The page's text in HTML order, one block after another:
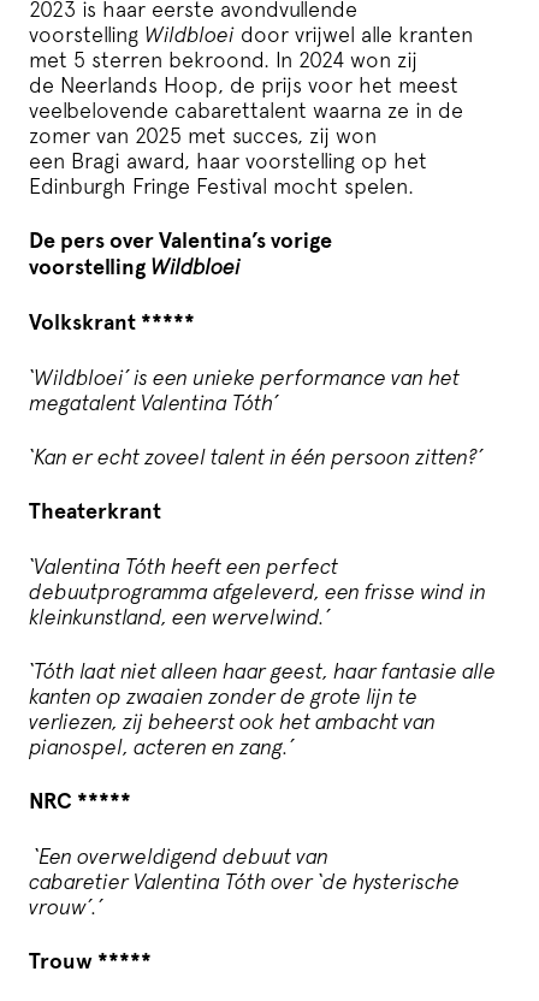
2023 is haar eerste avondvullende
voorstelling Wildbloei door vrijwel alle kranten
met 5 sterren bekroond. In 2024 won zij
de Neerlands Hoop, de prijs voor het meest
veelbelovende cabarettalent waarna ze in de
zomer van 2025 met succes, zij won
een Bragi award, haar voorstelling op het
Edinburgh Fringe Festival mocht spelen.
De pers over Valentina’s vorige
voorstelling Wildbloei
Volkskrant *****
‘Wildbloei’ is een unieke performance van het
megatalent Valentina Tóth’
‘Kan er echt zoveel talent in één persoon zitten?’
Theaterkrant
‘Valentina Tóth heeft een perfect
debuutprogramma afgeleverd, een frisse wind in
kleinkunstland, een wervelwind.’
‘Tóth laat niet alleen haar geest, haar fantasie alle
kanten op zwaaien zonder de grote lijn te
verliezen, zij beheerst ook het ambacht van
pianospel, acteren en zang.’
NRC *****
‘Een overweldigend debuut van
cabaretier Valentina Tóth over ‘de hysterische
vrouw’.’
Trouw *****